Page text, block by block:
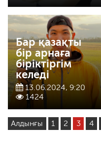
Бар қазақты
бір арнаға
біріктіргім
келеді
13.06.2024, 9:20
1424
Алдынғы 1 2 3 4